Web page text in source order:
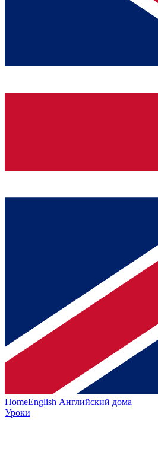
HomeEnglish Английский дома
Уроки